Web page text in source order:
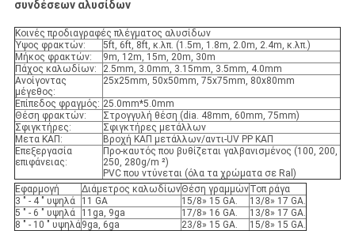
συνδέσεων αλυσίδων
Κοινές προδιαγραφές πλέγματος αλυσίδων
Ύψος φρακτών:
5ft, 6ft, 8ft, κ.λπ. (1.5m, 1.8m, 2.0m, 2.4m, κ.λπ.)
Μήκος φρακτών:
9m, 12m, 15m, 20m, 30m
Πάχος καλωδίων:
2.5mm, 3.0mm, 3.15mm, 3.5mm, 4.0mm
Ανοίγοντας
μέγεθος:
25x25mm, 50x50mm, 75x75mm, 80x80mm
Επίπεδος φραγμός: 25.0mm*5.0mm
Θέση φρακτών:
Στρογγυλή θέση (dia. 48mm, 60mm, 75mm)
Σφιγκτήρες:
Σφιγκτήρες μετάλλων
Μετα ΚΑΠ:
Βροχή ΚΑΠ μετάλλων/αντι-UV PP ΚΑΠ
Επεξεργασία
επιφάνειας:
Προ-καυτός που βυθίζεται γαλβανισμένος (100, 200,
250, 280g/m ²)
PVC που ντύνεται (όλα τα χρώματα σε Ral)
Εφαρμογή
Διάμετρος καλωδίωνΘέση γραμμώνΤοπ ράγα
3 " - 4 " υψηλά
11 GA 15/8» 15 GA.
13/8» 17 GA.
5 " - 6 " υψηλά
11ga, 9ga 17/8» 16 GA.
13/8» 17 GA.
8 " - 10 " υψηλά 9ga, 6ga 23/8» 15 GA. 15/8» 15 GA.